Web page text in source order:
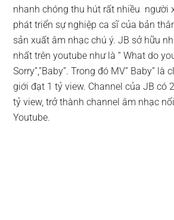
nhanh chóng thu hút rất nhiều người
phát triển sự nghiệp ca sĩ của bản
sản xuất âm nhạc chú ý. JB sở hữu
nhất trên youtube như là “ What do
Sorry”,”Baby”. Trong đó MV” Baby”
giới đạt 1 tỷ view. Channel của JB có
tỷ view, trở thành channel âm nhạc
Youtube.